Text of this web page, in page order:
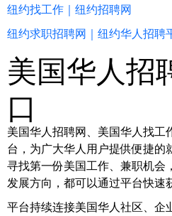
纽约找工作｜纽约招聘网
纽约求职招聘网｜纽约华人招聘
美国华人招
口
美国华人招聘网、美国华人找工
台，为广大华人用户提供便捷的
寻找第一份美国工作、兼职机会
发展方向，都可以通过平台快速
平台持续连接美国华人社区、企